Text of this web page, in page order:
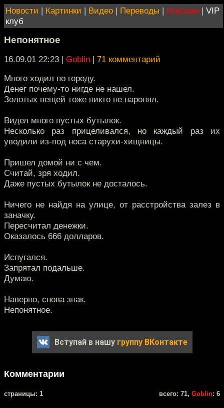
Новости | Картинки | Видео | Переводы | Магазин | VIP
клуб
Непонятное
16.09.01 22:23 | Goblin | 71 комментарий
Много ходил по городу.
Денег почему-то нигде не нашел.
Золотых вещей тоже никто не наронял.
Видел много пустых бутылок.
Несколько раз прицеливался, но каждый раз их
уводили из-под носа старухи-хищницы.
Пришел домой ни с чем.
Считай, зря ходил.
Даже пустых бутылок не досталось.
Ничего не найдя на улице, от расстройства залез в
заначку.
Пересчитал денежки.
Оказалось 666 долларов.
Испугался.
Запрятал подальше.
Думаю.
Наверно, снова знак.
Непонятное.
Вступай в нашу группу ВКонтакте
Комментарии
cтраницы: 1 всего: 71, Goblin: 6